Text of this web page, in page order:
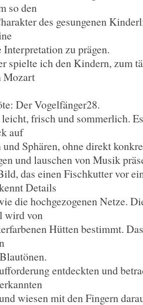
so den
des gesungenen
zu prägen.
spielte ich den Kindern, zum
Mozart
Der Vogelfänger28.
frisch und sommerlich.
auf
Sphären, ohne direkt
und lauschen von Musik
das einen Fischkutter vor
Details
die hochgezogenen Netze.
wird von
Hütten bestimmt.
entdeckten und
wiesen mit den Fingern